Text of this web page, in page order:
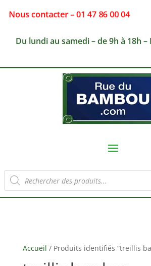
Nous contacter – 01 47 86 00 04
Du lundi au samedi – de 9h à 18h
Recherche
de
produits
Accueil / Produits identifiés “treillis